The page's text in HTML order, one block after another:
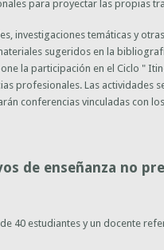
para proyectar las propias
investigaciones temáticas y
sugeridos en la
la participación en el Ciclo "
profesionales. Las actividades
conferencias vinculadas con
de enseñanza no
40 estudiantes y un docente